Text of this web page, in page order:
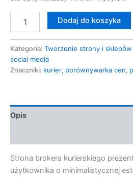
Dodaj do koszyka
Kategoria: Tworzenie strony i
social media
Znaczniki: kurier, porównywarka cen,
Opis
Strona brokera kurierskiego
użytkownika o minimalistycznej